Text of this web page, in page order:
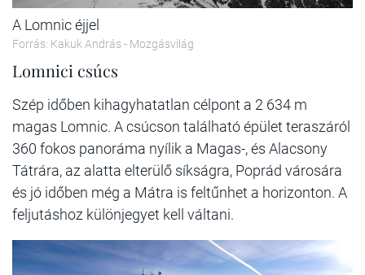
A Lomnic éjjel
Forrás: Kakuk András - Mozgásvilág
Lomnici csúcs
Szép időben kihagyhatatlan célpont a 2 634 m
magas Lomnic. A csúcson található épület teraszáról
360 fokos panoráma nyílik a Magas-, és Alacsony
Tátrára, az alatta elterülő síkságra, Poprád városára
és jó időben még a Mátra is feltűnhet a horizonton. A
feljutáshoz különjegyet kell váltani.